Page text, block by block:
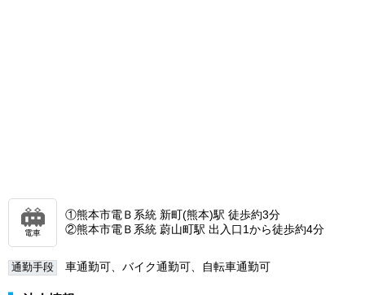
電車
①熊本市電Ｂ系統 新町(熊本)駅 徒歩約3分
②熊本市電Ｂ系統 蔚山町駅 出入口1から徒歩約4分
通勤手段 車通勤可、バイク通勤可、自転車通勤可